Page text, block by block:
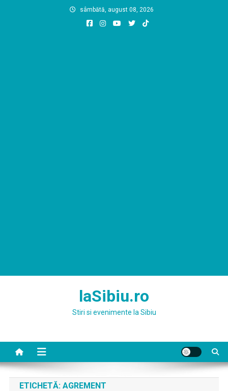
sâmbătă, august 08, 2026
laSibiu.ro
Stiri si evenimente la Sibiu
ETICHETĂ: AGREMENT